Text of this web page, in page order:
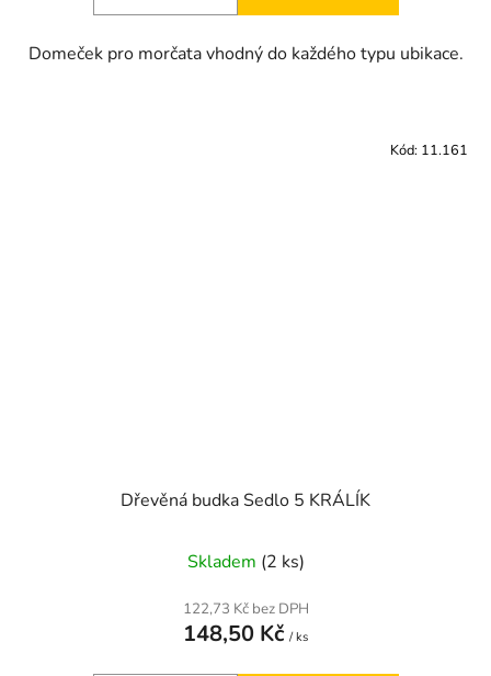
Domeček pro morčata vhodný do každého typu ubikace.
Dřevěná budka Sedlo 5 KRÁLÍK
Skladem (2 ks)
122,73 Kč bez DPH
148,50 Kč / ks
Kód: 11.161